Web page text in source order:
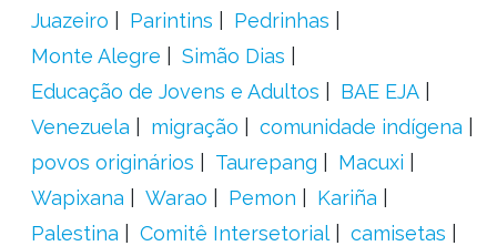
Juazeiro
Parintins
Pedrinhas
Monte Alegre
Simão Dias
Educação de Jovens e Adultos
BAE EJA
Venezuela
migração
comunidade indígena
povos originários
Taurepang
Macuxi
Wapixana
Warao Pemon
Kariña
Palestina
Comitê Intersetorial
camisetas